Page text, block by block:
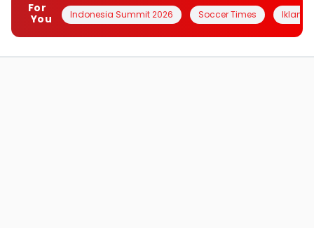
For
You
Indonesia Summit 2026 Soccer Times Iklanin